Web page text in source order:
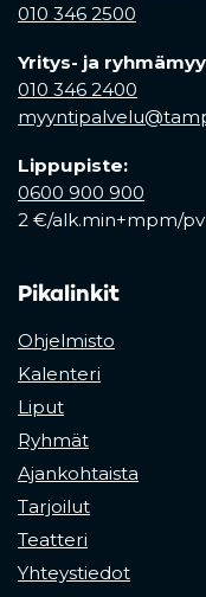
010 346 2500
Yritys- ja
010 346 2400
Lippupiste:
0600 900 900
2 €/alk.min+mpm/
Pikalinkit
Ohjelmisto
Kalenteri
Liput
Ryhmät
Ajankohtaista
Tarjoilut
Teatteri
Yhteystiedot